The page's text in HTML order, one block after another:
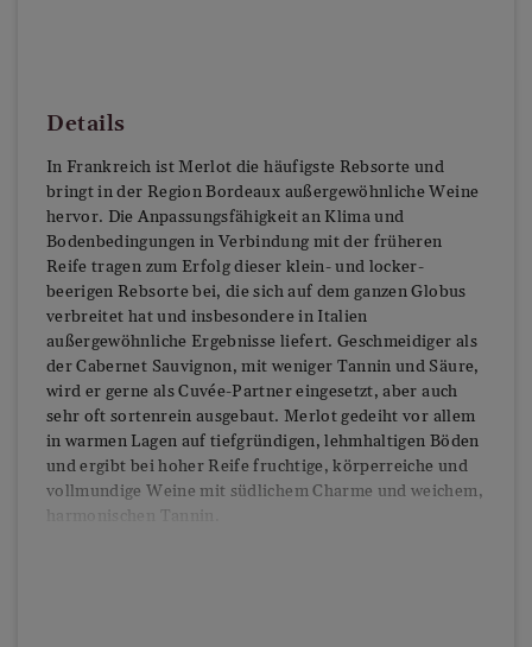
Details
In Frankreich ist Merlot die häufigste Rebsorte und
bringt in der Region Bordeaux außergewöhnliche Weine
hervor. Die Anpassungsfähigkeit an Klima und
Bodenbedingungen in Verbindung mit der früheren
Reife tragen zum Erfolg dieser klein- und locker-
beerigen Rebsorte bei, die sich auf dem ganzen Globus
verbreitet hat und insbesondere in Italien
außergewöhnliche Ergebnisse liefert. Geschmeidiger als
der Cabernet Sauvignon, mit weniger Tannin und Säure,
wird er gerne als Cuvée-Partner eingesetzt, aber auch
sehr oft sortenrein ausgebaut. Merlot gedeiht vor allem
in warmen Lagen auf tiefgründigen, lehmhaltigen Böden
und ergibt bei hoher Reife fruchtige, körperreiche und
vollmundige Weine mit südlichem Charme und weichem,
harmonischen Tannin.